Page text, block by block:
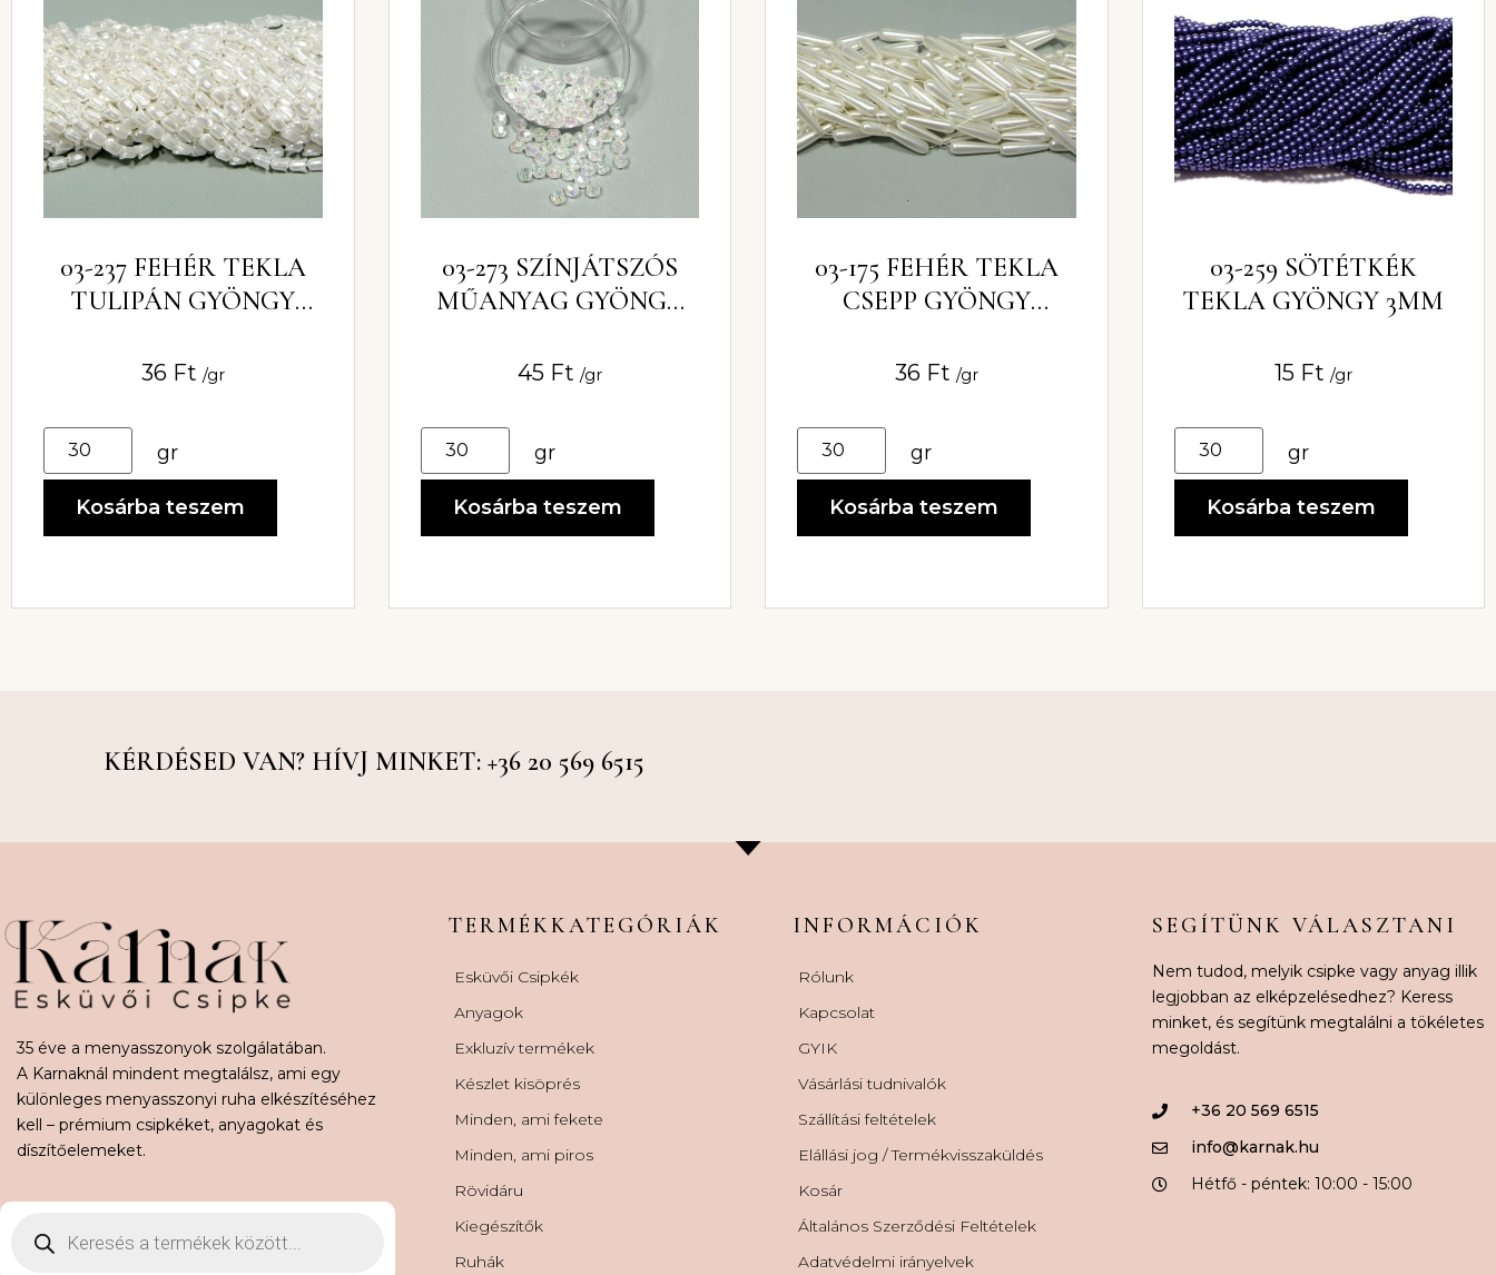
03-237 FEHÉR TEKLA
TULIPÁN GYÖNGY
36 Ft /gr
gr
Kosárba teszem
03-273 SZÍNJÁTSZÓS
MŰANYAG GYÖNGY
45 Ft /gr
gr
Kosárba teszem
03-175 FEHÉR TEKLA
CSEPP GYÖNGY
36 Ft /gr
gr
Kosárba teszem
03-259 SÖTÉTKÉK
TEKLA GYÖNGY 3MM
15 Ft /gr
gr
Kosárba teszem
KÉRDÉSED VAN? HÍVJ MINKET: +36 20 569 6515
35 éve a menyasszonyok szolgálatában.
A Karnaknál mindent megtalálsz, ami egy
különleges menyasszonyi ruha elkészítéséhez
kell – prémium csipkéket, anyagokat és
díszítőelemeket.
TERMÉKKATEGÓRIÁK
Esküvői Csipkék
Anyagok
Exkluzív termékek
Készlet kisöprés
Minden, ami fekete
Minden, ami piros
Rövidáru
Kiegészítők
Ruhák
INFORMÁCIÓK
Rólunk
Kapcsolat
GYIK
Vásárlási tudnivalók
Szállítási feltételek
Elállási jog / Termékvisszaküldés
Kosár
Általános Szerződési Feltételek
Adatvédelmi irányelvek
SEGÍTÜNK VÁLASZTANI
Nem tudod, melyik csipke vagy anyag illik
legjobban az elképzelésedhez? Keress
minket, és segítünk megtalálni a tökéletes
megoldást.
+36 20 569 6515
info@karnak.hu
Hétfő - péntek: 10:00 - 15:00